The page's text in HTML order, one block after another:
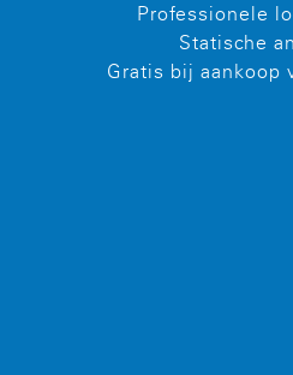
Professionele
Statische
Gratis bij aankoop